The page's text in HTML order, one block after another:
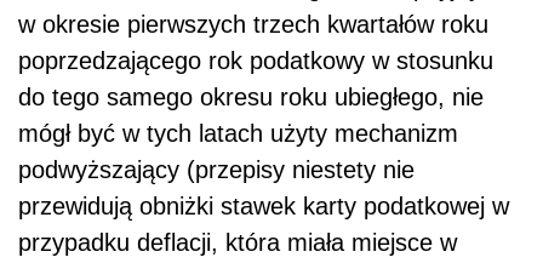
w okresie pierwszych trzech kwartałów roku
poprzedzającego rok podatkowy w stosunku
do tego samego okresu roku ubiegłego, nie
mógł być w tych latach użyty mechanizm
podwyższający (przepisy niestety nie
przewidują obniżki stawek karty podatkowej w
przypadku deflacji, która miała miejsce w